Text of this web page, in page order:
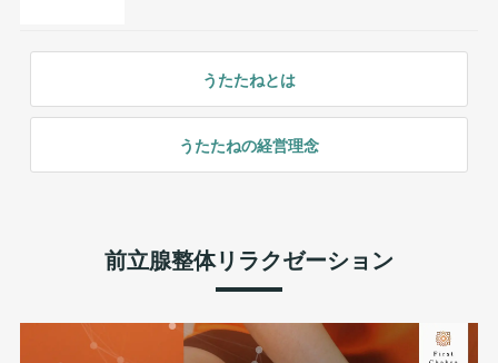
うたたねとは
うたたねの経営理念
前立腺整体リラクゼーション